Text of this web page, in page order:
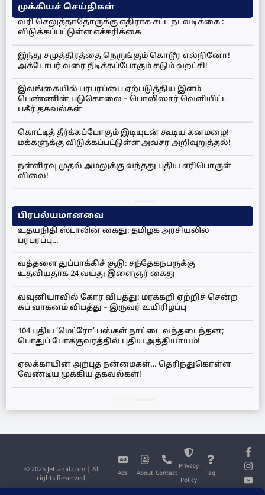
முக்கியச் செய்திகள்
வரி செலுத்தாதோருக்கு எதிராக சட்ட நடவடிக்கை :
விடுக்கப்பட்டுள்ள எச்சரிக்கை
இந்து சமுத்திரத்தை நெருங்கும் கொடூர எல்நினோ!
அக்டோபர் வரை நீடிக்கப்போகும் கடும் வறட்சி!
இலங்கையில் பரபரப்பை ஏற்படுத்திய இளம்
பெண்ணின் படுகொலை – பொலிஸார் வெளியிட்ட
பகீர் தகவல்கள்
கொட்டித் தீர்க்கப்போகும் இடியுடன் கூடிய கனமழை!
மக்களுக்கு விடுக்கப்பட்டுள்ள அவசர அறிவுறுத்தல்!
நள்ளிரவு முதல் அமலுக்கு வந்தது புதிய எரிபொருள்
விலை!
பிரபல்யமானவை
உதயநிதி ஸ்டாலின் கைது: தமிழக அரசியலில்
பரபரப்பு…
வத்தளை துப்பாக்கிச் சூடு: சந்தேகநபருக்கு
உதவியதாக 24 வயது இளைஞர் கைது
வவுனியாவில் கோர விபத்து: மரக்கறி ஏற்றிச் சென்ற
கப் வாகனம் விபத்து – இருவர் உயிரிழப்பு
104 புதிய ‘மெட்ரோ’ பஸ்கள் நாட்டை வந்தடைந்தன;
பொதுப் போக்குவரத்தில் புதிய அத்தியாயம்!
ஏலக்காயின் அற்புத நன்மைகள்… தெரிந்துகொள்ள
வேண்டிய முக்கிய தகவல்கள்!
Ads About Contact
Privacy
Policy
Faq
© 2025 Jettamil.com | All
rights Reserved.